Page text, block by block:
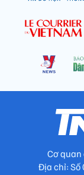
Cơ quan
Địa chỉ: Số